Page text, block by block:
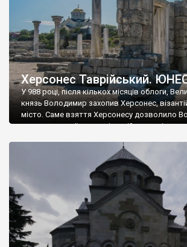
Херсонес Таврійський.
У 988 році, після кількох місяців облоги,
князь Володимир захопив Херсонес,
місто. Саме взяття Херсонесу дозволило
диктувати свої умови візантійському
Херсонесі Володимир-язичник, став
А потім було Хрещення Русі. На честь